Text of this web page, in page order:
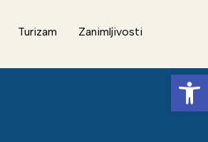
Turizam
Zanimljivosti